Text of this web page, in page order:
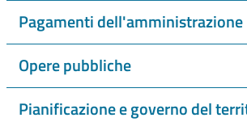
Pagamenti dell'amministrazione
Opere pubbliche
Pianificazione e governo del